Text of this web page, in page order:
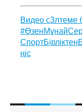
Видео с3лтеме
ңіс